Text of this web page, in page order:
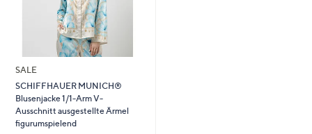
SALE
SCHIFFHAUER MUNICH®
Blusenjacke 1/1-Arm V-
Ausschnitt ausgestellte Ärmel
figurumspielend